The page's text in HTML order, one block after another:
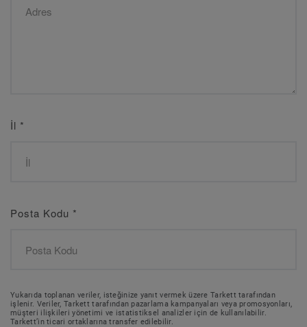
İl *
Posta Kodu *
Yukarıda toplanan veriler, isteğinize yanıt vermek üzere Tarkett tarafından
işlenir. Veriler, Tarkett tarafından pazarlama kampanyaları veya promosyonları,
müşteri ilişkileri yönetimi ve istatistiksel analizler için de kullanılabilir.
Tarkett’in ticari ortaklarına transfer edilebilir.